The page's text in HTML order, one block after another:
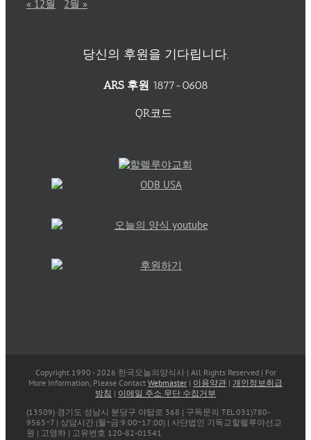
« 12월
2월 »
당신의 후원을 기다립니다.
ARS 후원 1877-0608
QR코드
Copyright 1990 - 2026 한국오늘의양식사 | All Rights Reserved | For
More Information, Please Contact Webmaster | 이용약관 | 개인정보취급
방침 | 이메일 주소 무단 수집거부
(13509) 경기도 성남시 분당구 야탑로 368 | 구독문의 TEL 031)780-
9565~7 | 상담시간 (월~금:9:00~17:00) | 사단법인 기독교할렐루야선교
원 | 고영하 | 고유번호 120-82-01541